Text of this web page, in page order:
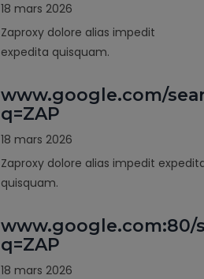
18 mars 2026
Zaproxy dolore alias impedit
expedita quisquam.
www.google.com/
q=ZAP
18 mars 2026
Zaproxy dolore alias impedit
quisquam.
www.google.com:80/
q=ZAP
18 mars 2026